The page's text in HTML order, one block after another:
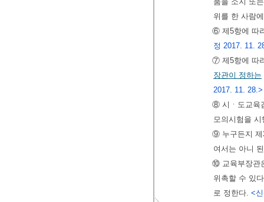
위를 한 사람
⑥ 제5항에 따
정 2017. 11.
⑦ 제5항에 따
장관이 정하는
2017. 11. 28.>
⑧ 시ㆍ도교육
모의시험을
⑨ 누구든지 제
여서는 아니
⑩ 교육부장관
위촉할 수 있
로 정한다. <